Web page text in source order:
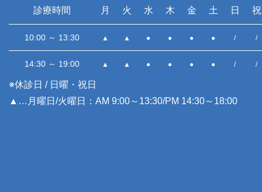
診療時間 月 火 水 木 金 土 日 祝
10:00 ～ 13:30 ▲ ▲ ● ● ● ● / /
14:30 ～ 19:00 ▲ ▲ ● ● ● ● / /
※休診日 / 日曜・祝日
▲…月曜日/火曜日：AM 9:00～13:30/PM 14:30～18:00